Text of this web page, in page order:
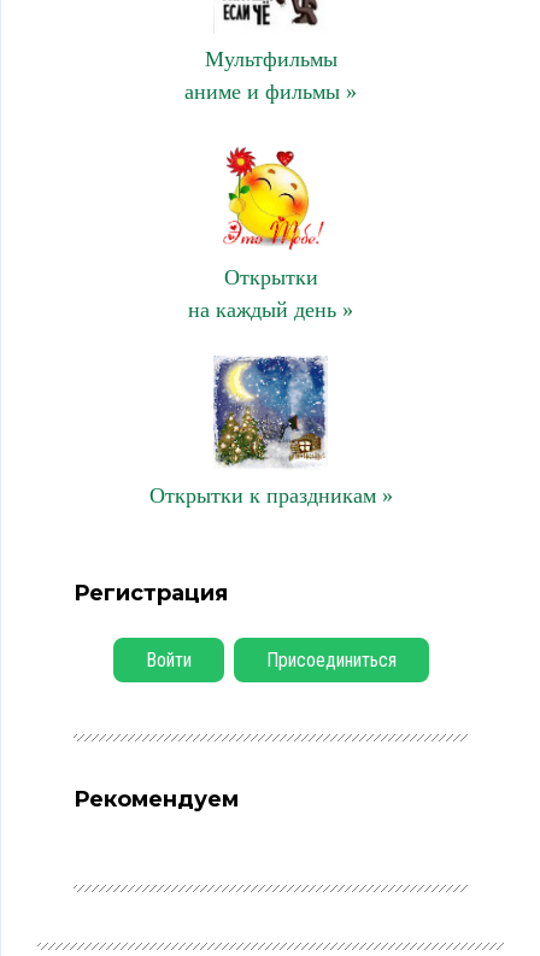
Мультфильмы
аниме и фильмы »
Открытки
на каждый день »
Открытки к праздникам »
Регистрация
Войти Присоединиться
Рекомендуем